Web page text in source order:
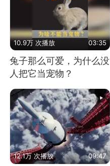
10.9万 次播放 03:35
兔子那么可爱，为什么没
人把它当宠物？
12.1万 次播放 09:47